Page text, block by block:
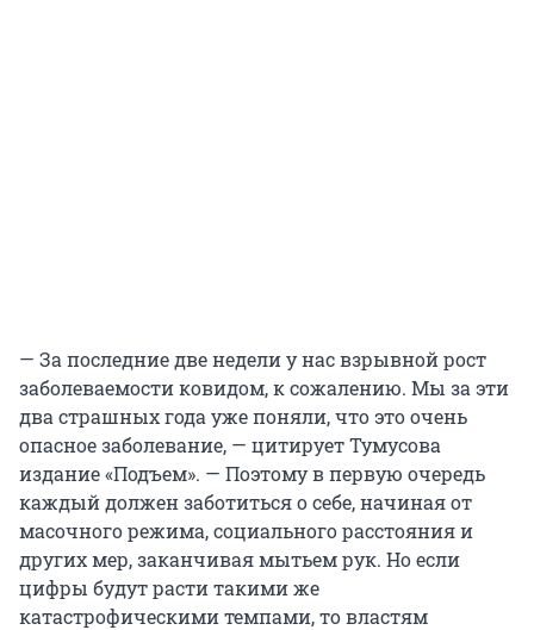
— За последние две недели у нас взрывной рост
заболеваемости ковидом, к сожалению. Мы за эти
два страшных года уже поняли, что это очень
опасное заболевание, — цитирует Тумусова
издание «Подъем». — Поэтому в первую очередь
каждый должен заботиться о себе, начиная от
масочного режима, социального расстояния и
других мер, заканчивая мытьем рук. Но если
цифры будут расти такими же
катастрофическими темпами, то властям